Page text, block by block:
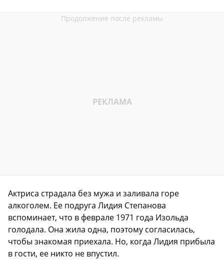
Актриса страдала без мужа и заливала горе
алкоголем. Ее подруга Лидия Степанова
вспоминает, что в феврале 1971 года Изольда
голодала. Она жила одна, поэтому согласилась,
чтобы знакомая приехала. Но, когда Лидия прибыла
в гости, ее никто не впустил.